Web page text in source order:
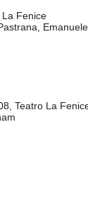
Fenice
Teatro La